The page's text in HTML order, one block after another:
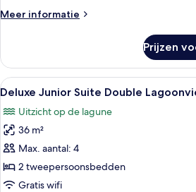
and
laden
Meer informatie
Meer
Junior
Suite,
King
and
Trundle
Prijzen
Alle
foto's
voor
Deluxe
Junior
Suite
Double
Een
4
Deluxe Junior Suite Double
Uitzicht op de lagune
36 m²
Max. aantal: 4
2 tweepersoonsbedden
Gratis wifi